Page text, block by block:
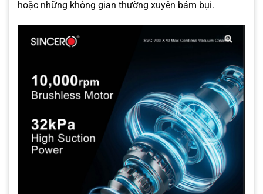
hoặc những không gian thường xuyên bám bụi.